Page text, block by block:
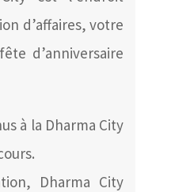
d’affaires, votre
d’anniversaire
à la Dharma City
Dharma City